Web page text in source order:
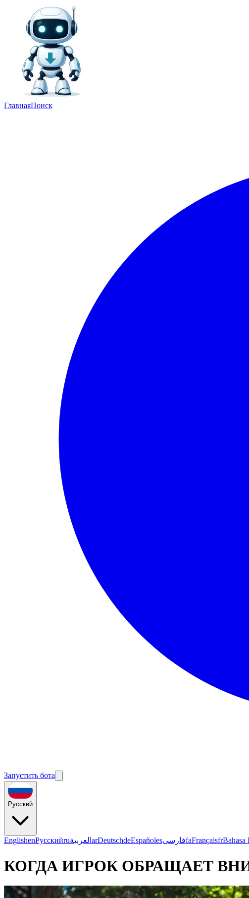
ГлавнаяПоиск
Запустить бота
Русский
EnglishenРусскийruالعربية arDeutschdeEspañolesفارسیfaFrançaisfrBahasa
КОГДА ИГРОК ОБРАЩАЕТ